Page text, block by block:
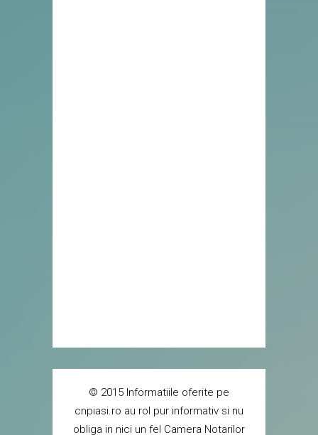
© 2015 Informatiile oferite pe
cnpiasi.ro au rol pur informativ si nu
obliga in nici un fel Camera Notarilor